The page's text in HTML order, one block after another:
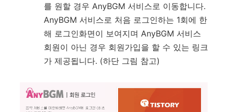
를 원할 경우 AnyBGM 서비스로 이동합니다.
AnyBGM 서비스로 처음 로그인하는 1회에 한
해 로그인화면이 보여지며 AnyBGM 서비스
회원이 아닌 경우 회원가입을 할 수 있는 링크
가 제공됩니다. (하단 그림 참고)